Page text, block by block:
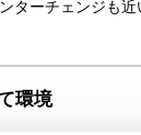
ターチェンジも
環境